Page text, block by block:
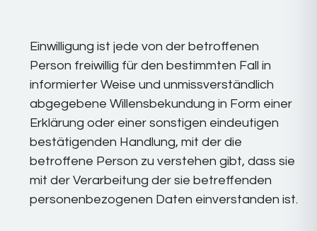
Einwilligung ist jede von der betroffenen
Person freiwillig für den bestimmten Fall in
informierter Weise und unmissverständlich
abgegebene Willensbekundung in Form einer
Erklärung oder einer sonstigen eindeutigen
bestätigenden Handlung, mit der die
betroffene Person zu verstehen gibt, dass sie
mit der Verarbeitung der sie betreffenden
personenbezogenen Daten einverstanden ist.